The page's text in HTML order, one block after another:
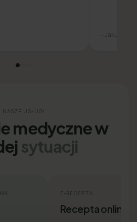
— Jakub L., 31
NASZE USŁUGI
medyczne w
sytuacji
E-RECEPTA
Recepta online